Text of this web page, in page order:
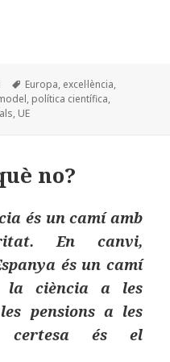
Etiquetes
Europa, excel·lència,
, política científica,
, UE
no?
és un camí amb
En canvi,
és un camí
la ciència a les
pensions a les
certesa és el